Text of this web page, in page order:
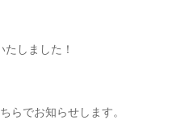
たしました！
らでお知らせします。